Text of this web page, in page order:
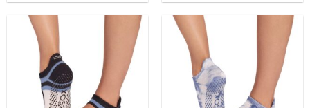
product
heeft
meerdere
variaties.
product
heeft
meerdere
variaties.
Deze